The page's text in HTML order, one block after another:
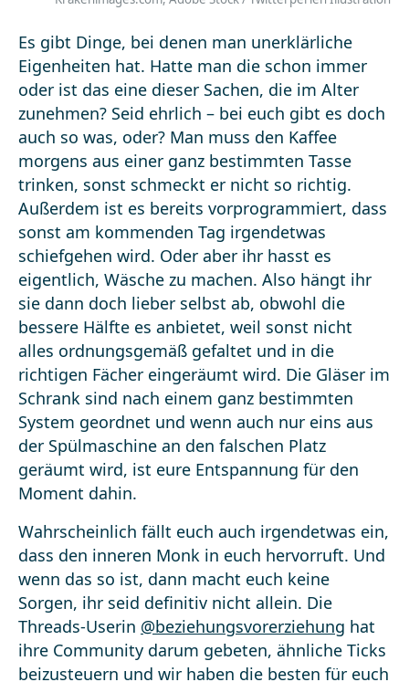
Es gibt Dinge, bei denen man unerklärliche
Eigenheiten hat. Hatte man die schon immer
oder ist das eine dieser Sachen, die im Alter
zunehmen? Seid ehrlich – bei euch gibt es doch
auch so was, oder? Man muss den Kaffee
morgens aus einer ganz bestimmten Tasse
trinken, sonst schmeckt er nicht so richtig.
Außerdem ist es bereits vorprogrammiert, dass
sonst am kommenden Tag irgendetwas
schiefgehen wird. Oder aber ihr hasst es
eigentlich, Wäsche zu machen. Also hängt ihr
sie dann doch lieber selbst ab, obwohl die
bessere Hälfte es anbietet, weil sonst nicht
alles ordnungsgemäß gefaltet und in die
richtigen Fächer eingeräumt wird. Die Gläser im
Schrank sind nach einem ganz bestimmten
System geordnet und wenn auch nur eins aus
der Spülmaschine an den falschen Platz
geräumt wird, ist eure Entspannung für den
Moment dahin.
Wahrscheinlich fällt euch auch irgendetwas ein,
dass den inneren Monk in euch hervorruft. Und
wenn das so ist, dann macht euch keine
Sorgen, ihr seid definitiv nicht allein. Die
Threads-Userin @beziehungsvorerziehung hat
ihre Community darum gebeten, ähnliche Ticks
beizusteuern und wir haben die besten für euch